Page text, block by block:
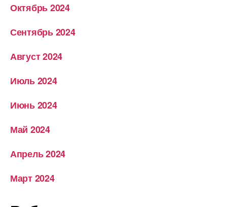
Октябрь 2024
Сентябрь 2024
Август 2024
Июль 2024
Июнь 2024
Май 2024
Апрель 2024
Март 2024